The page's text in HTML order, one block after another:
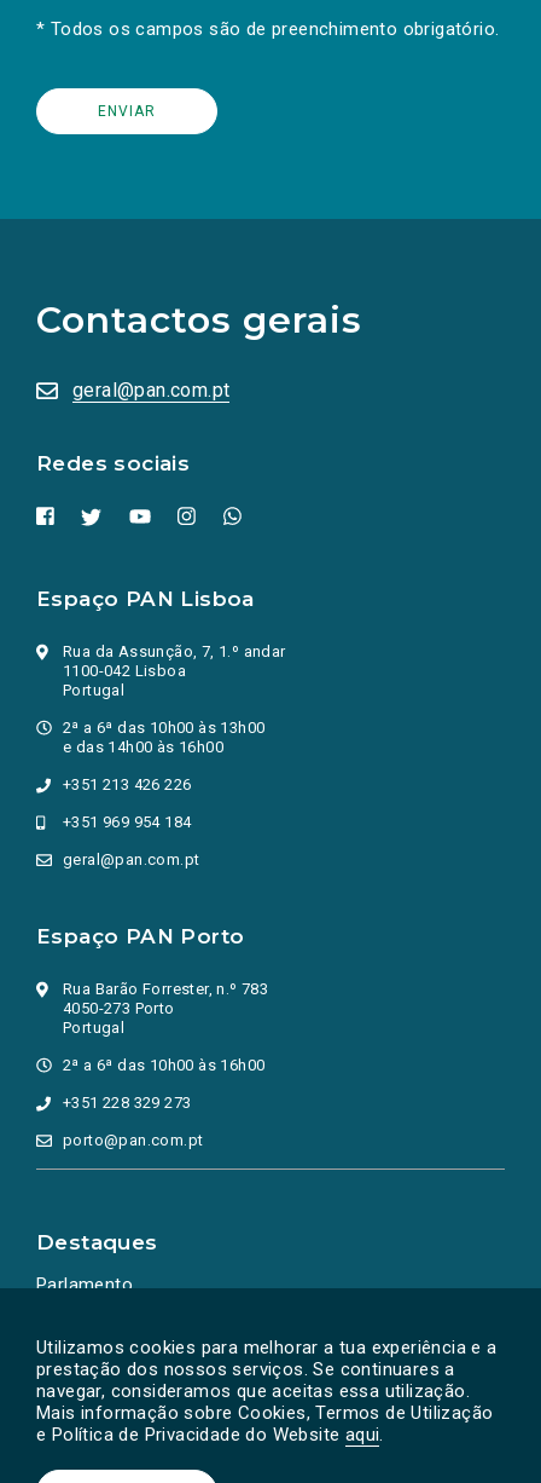
Utilizamos cookies para melhorar a tua experiência e a
prestação dos nossos serviços. Se continuares a
navegar, consideramos que aceitas essa utilização.
Mais informação sobre Cookies, Termos de Utilização
e Política de Privacidade do Website aqui.
* Todos os campos são de preenchimento obrigatório.
Contactos gerais
geral@pan.com.pt
Redes sociais
redes
sociais
numa
nova
Espaço PAN Lisboa
Rua da Assunção, 7, 1.º andar
1100-042 Lisboa
Portugal
2ª a 6ª das 10h00 às 13h00
e das 14h00 às 16h00
+351 213 426 226
+351 969 954 184
geral@pan.com.pt
Espaço PAN Porto
Rua Barão Forrester, n.º 783
4050-273 Porto
Portugal
2ª a 6ª das 10h00 às 16h00
+351 228 329 273
porto@pan.com.pt
Destaques
Parlamento